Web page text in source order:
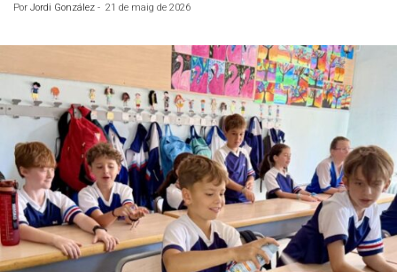
Por Jordi González - 21 de maig de 2026